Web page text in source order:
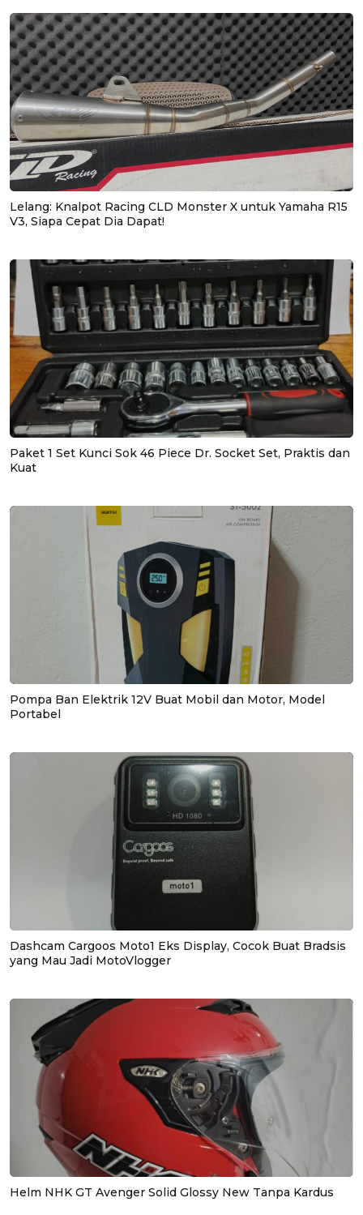
Lelang: Knalpot Racing CLD Monster X untuk Yamaha R15
V3, Siapa Cepat Dia Dapat!
Paket 1 Set Kunci Sok 46 Piece Dr. Socket Set, Praktis dan
Kuat
Pompa Ban Elektrik 12V Buat Mobil dan Motor, Model
Portabel
Dashcam Cargoos Moto1 Eks Display, Cocok Buat Bradsis
yang Mau Jadi MotoVlogger
Helm NHK GT Avenger Solid Glossy New Tanpa Kardus